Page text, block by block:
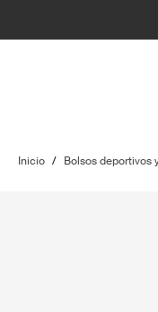
Inicio / Bolsos deportivos